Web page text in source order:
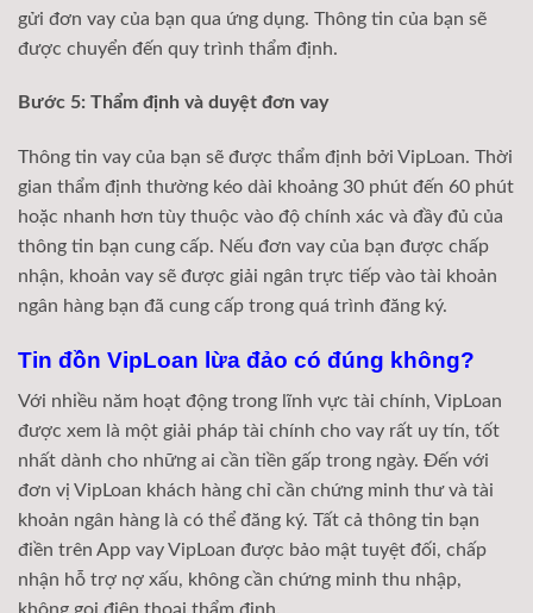
gửi đơn vay của bạn qua ứng dụng. Thông tin của bạn sẽ
được chuyển đến quy trình thẩm định.
Bước 5: Thẩm định và duyệt đơn vay
Thông tin vay của bạn sẽ được thẩm định bởi VipLoan. Thời
gian thẩm định thường kéo dài khoảng 30 phút đến 60 phút
hoặc nhanh hơn tùy thuộc vào độ chính xác và đầy đủ của
thông tin bạn cung cấp. Nếu đơn vay của bạn được chấp
nhận, khoản vay sẽ được giải ngân trực tiếp vào tài khoản
ngân hàng bạn đã cung cấp trong quá trình đăng ký.
Tin đồn VipLoan lừa đảo có đúng không?
Với nhiều năm hoạt động trong lĩnh vực tài chính, VipLoan
được xem là một giải pháp tài chính cho vay rất uy tín, tốt
nhất dành cho những ai cần tiền gấp trong ngày. Đến với
đơn vị VipLoan khách hàng chỉ cần chứng minh thư và tài
khoản ngân hàng là có thể đăng ký. Tất cả thông tin bạn
điền trên App vay VipLoan được bảo mật tuyệt đối, chấp
nhận hỗ trợ nợ xấu, không cần chứng minh thu nhập,
không gọi điện thoại thẩm định.